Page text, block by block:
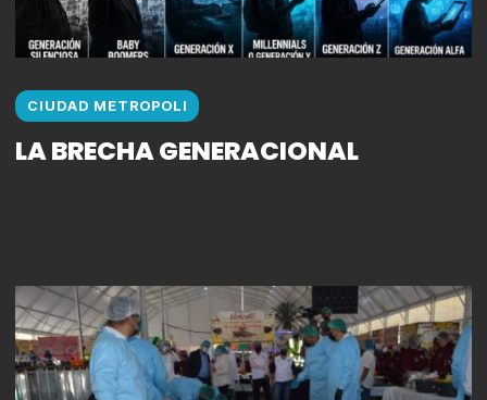
CIUDAD METROPOLI
LA BRECHA GENERACIONAL